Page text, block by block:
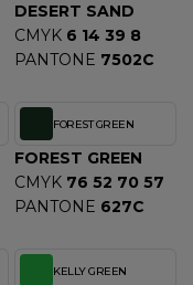
DESERT SAND
CMYK 6 14 39 8
PANTONE 7502C
FOREST GREEN
FOREST GREEN
CMYK 76 52 70 57
PANTONE 627C
KELLY GREEN